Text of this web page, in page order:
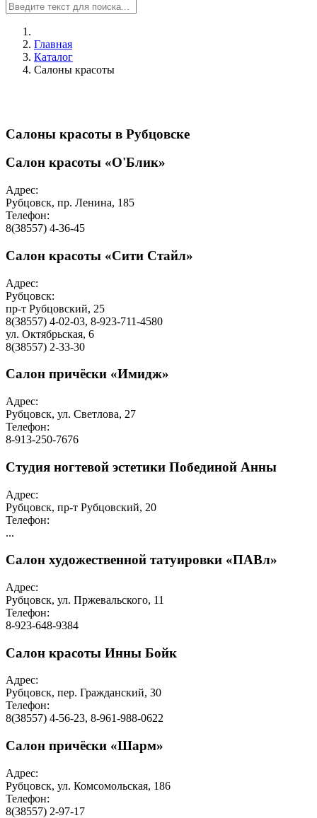
Главная
Каталог
Салоны красоты
Салоны красоты в Рубцовске
Салон красоты «О'Блик»
Адрес:
Рубцовск, пр. Ленина, 185
Телефон:
8(38557) 4-36-45
Салон красоты «Сити Стайл»
Адрес:
Рубцовск:
пр-т Рубцовский, 25
8(38557) 4-02-03, 8-923-711-4580
ул. Октябрьская, 6
8(38557) 2-33-30
Салон причёски «Имидж»
Адрес:
Рубцовск, ул. Светлова, 27
Телефон:
8-913-250-7676
Студия ногтевой эстетики Побединой Анны
Адрес:
Рубцовск, пр-т Рубцовский, 20
Телефон:
...
Салон художественной татуировки «ПАВл»
Адрес:
Рубцовск, ул. Пржевальского, 11
Телефон:
8-923-648-9384
Салон красоты Инны Бойк
Адрес:
Рубцовск, пер. Гражданский, 30
Телефон:
8(38557) 4-56-23, 8-961-988-0622
Салон причёски «Шарм»
Адрес:
Рубцовск, ул. Комсомольская, 186
Телефон:
8(38557) 2-97-17